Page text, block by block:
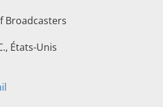
Broadcasters
États-Unis